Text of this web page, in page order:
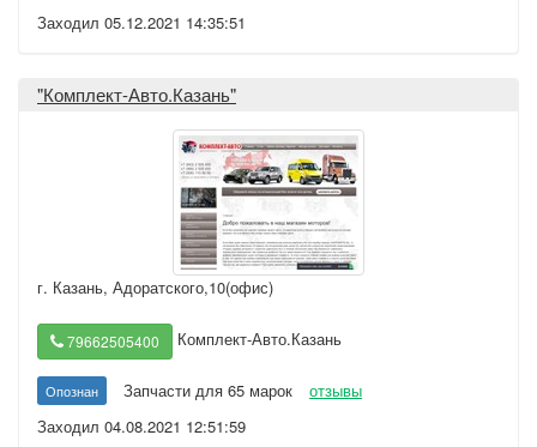
Заходил 05.12.2021 14:35:51
"Комплект-Авто.Казань"
г. Казань, Адоратского,10(офис)
79662505400 Комплект-Авто.Казань
Опознан Запчасти для 65 марок
отзывы
Заходил 04.08.2021 12:51:59